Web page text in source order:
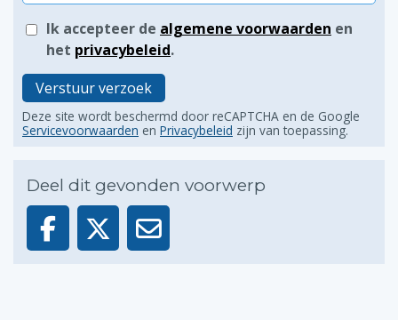
Ik accepteer de algemene voorwaarden en
het privacybeleid.
Verstuur verzoek
Deze site wordt beschermd door reCAPTCHA en de Google
Servicevoorwaarden en Privacybeleid zijn van toepassing.
Deel dit gevonden voorwerp